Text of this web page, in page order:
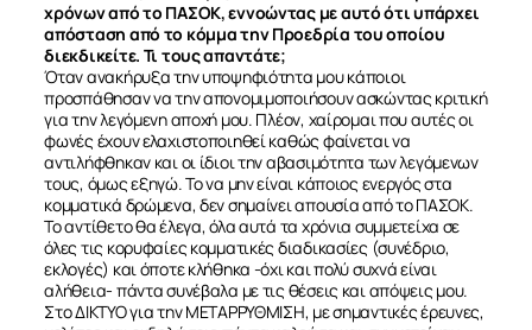
ΣΧΕΤΙΚΑ
ΝΕΑ
ΕΠΙΚΟΙΝΩΝΙΑ
χρόνων από το ΠΑΣΟΚ, εννοώντας με αυτό ότι υπάρχει
απόσταση από το κόμμα την Προεδρία του οποίου
διεκδικείτε. Τι τους απαντάτε;
Όταν ανακήρυξα την υποψηφιότητα μου κάποιοι
προσπάθησαν να την απονομιμοποιήσουν ασκώντας κριτική
για την λεγόμενη αποχή μου. Πλέον, χαίρομαι που αυτές οι
φωνές έχουν ελαχιστοποιηθεί καθώς φαίνεται να
αντιλήφθηκαν και οι ίδιοι την αβασιμότητα των λεγόμενων
τους, όμως εξηγώ. Το να μην είναι κάποιος ενεργός στα
κομματικά δρώμενα, δεν σημαίνει απουσία από το ΠΑΣΟΚ.
Το αντίθετο θα έλεγα, όλα αυτά τα χρόνια συμμετείχα σε
όλες τις κορυφαίες κομματικές διαδικασίες (συνέδριο,
εκλογές) και όποτε κλήθηκα -όχι και πολύ συχνά είναι
αλήθεια- πάντα συνέβαλα με τις θέσεις και απόψεις μου.
Στο ΔΙΚΤΥΟ για την ΜΕΤΑΡΡΥΘΜΙΣΗ, με σημαντικές έρευνες,